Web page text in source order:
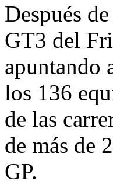
Después
GT3 del
apuntando
los 136
de las
de más de
GP.